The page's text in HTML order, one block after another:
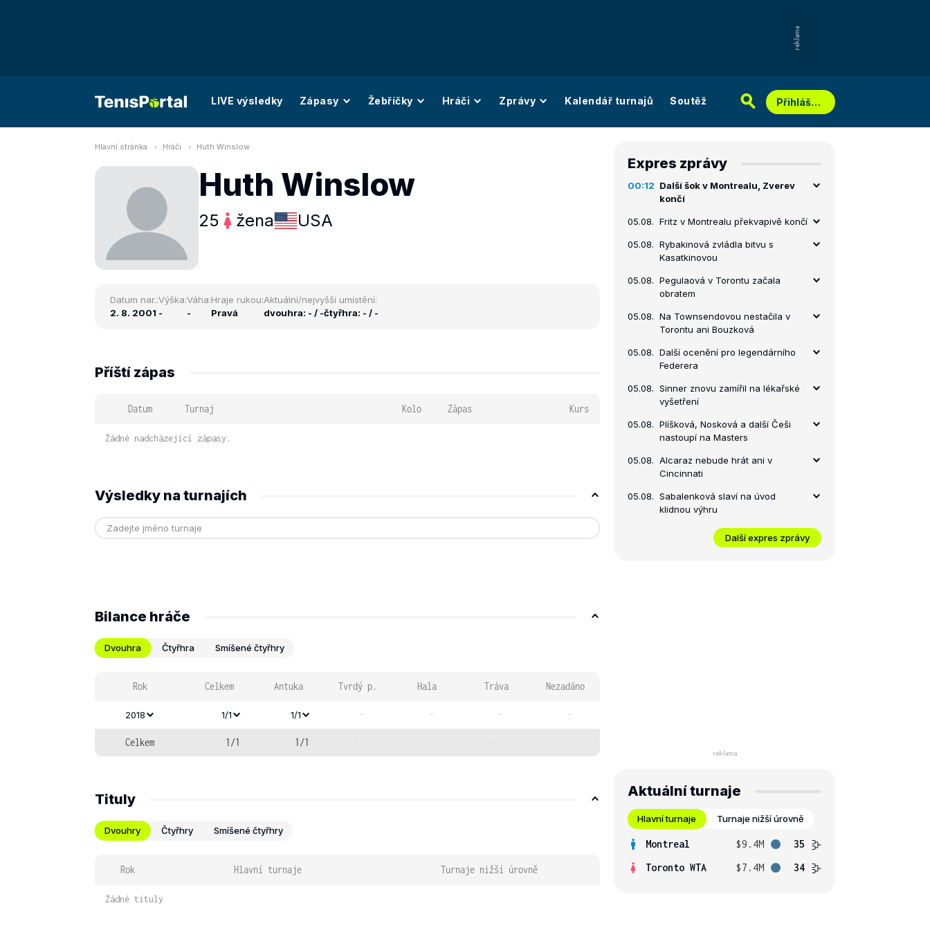
LIVE výsledky Zápasy Žebříčky Hráči Zprávy Kalendář turnajů Soutěž Přihlášení
Hlavní stránka Hráči Huth Winslow
Huth Winslow
25 žena USA
Datum nar.:
2. 8. 2001
Výška:
-
Váha:
-
Hraje rukou:
Pravá
Aktuální/nejvyšší umístění:
dvouhra: - / -čtyřhra: - / -
Příští zápas
Datum Turnaj Kolo Zápas Kurs
Žádné nadcházející zápasy.
Výsledky na turnajích
Bilance hráče
Dvouhra Čtyřhra Smíšené čtyřhry
Rok Celkem Antuka Tvrdý p. Hala Tráva Nezadáno
2018 1/1 1/1 - - - -
Celkem 1/1 1/1 - - - -
Tituly
Dvouhry Čtyřhry Smíšené čtyřhry
Rok Hlavní turnaje Turnaje nižší úrovně
Žádné tituly
Expres zprávy
00:12 Další šok v Montrealu, Zverev
končí
05.08. Fritz v Montrealu překvapivě končí
05.08. Rybakinová zvládla bitvu s
Kasatkinovou
05.08. Pegulaová v Torontu začala
obratem
05.08. Na Townsendovou nestačila v
Torontu ani Bouzková
05.08. Další ocenění pro legendárního
Federera
05.08. Sinner znovu zamířil na lékařské
vyšetření
05.08. Plíšková, Nosková a další Češi
nastoupí na Masters
05.08. Alcaraz nebude hrát ani v
Cincinnati
05.08. Sabalenková slaví na úvod
klidnou výhru
Další expres zprávy
Aktuální turnaje
Hlavní turnaje Turnaje nižší úrovně
Montreal $9.4M
35
Toronto WTA
$7.4M 34